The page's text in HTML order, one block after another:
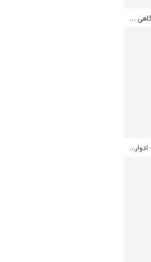
نور صبحگاهی در ماچو پیچو – جورجیا اوکیف
دو قلب – ادوارد مونک